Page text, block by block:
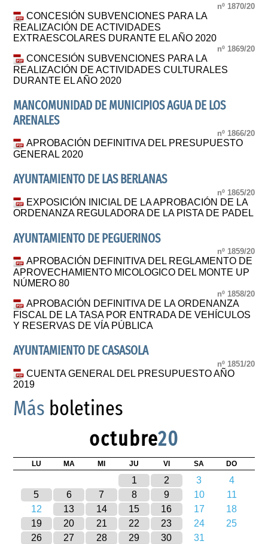
nº 1870/20
CONCESIÓN SUBVENCIONES PARA LA
REALIZACIÓN DE ACTIVIDADES
EXTRAESCOLARES DURANTE EL AÑO 2020
nº 1869/20
CONCESIÓN SUBVENCIONES PARA LA
REALIZACIÓN DE ACTIVIDADES CULTURALES
DURANTE EL AÑO 2020
MANCOMUNIDAD DE MUNICIPIOS AGUA DE LOS
ARENALES
nº 1866/20
APROBACIÓN DEFINITIVA DEL PRESUPUESTO
GENERAL 2020
AYUNTAMIENTO DE LAS BERLANAS
nº 1865/20
EXPOSICIÓN INICIAL DE LA APROBACIÓN DE LA
ORDENANZA REGULADORA DE LA PISTA DE PADEL
AYUNTAMIENTO DE PEGUERINOS
nº 1859/20
APROBACIÓN DEFINITIVA DEL REGLAMENTO DE
APROVECHAMIENTO MICOLOGICO DEL MONTE UP
NÚMERO 80
nº 1858/20
APROBACIÓN DEFINITIVA DE LA ORDENANZA
FISCAL DE LA TASA POR ENTRADA DE VEHÍCULOS
Y RESERVAS DE VÍA PÚBLICA
AYUNTAMIENTO DE CASASOLA
nº 1851/20
CUENTA GENERAL DEL PRESUPUESTO AÑO
2019
Más boletines
octubre20
LU MA MI JU VI SA DO
1 2 3
4
5
6 7 8 9 10
11
12
13 14 15 16 17
18
19
20 21 22 23 24
25
26
27 28 29 30 31